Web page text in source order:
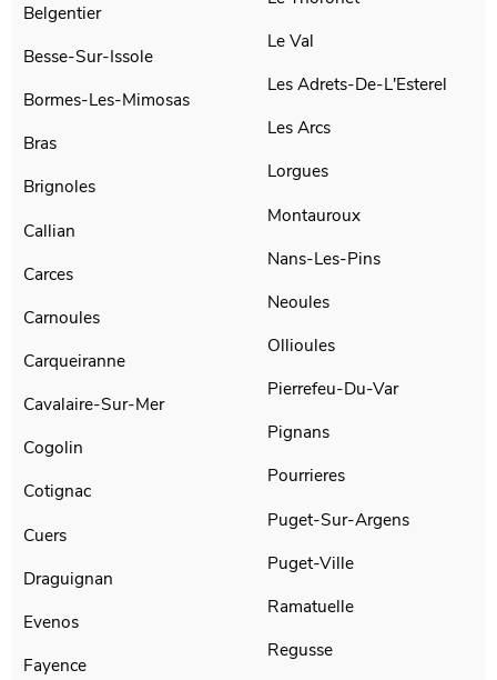
Belgentier
Besse-Sur-Issole
Bormes-Les-Mimosas
Bras
Brignoles
Callian
Carces
Carnoules
Carqueiranne
Cavalaire-Sur-Mer
Cogolin
Cotignac
Cuers
Draguignan
Evenos
Fayence
Le Val
Les Adrets-De-L'Esterel
Les Arcs
Lorgues
Montauroux
Nans-Les-Pins
Neoules
Ollioules
Pierrefeu-Du-Var
Pignans
Pourrieres
Puget-Sur-Argens
Puget-Ville
Ramatuelle
Regusse